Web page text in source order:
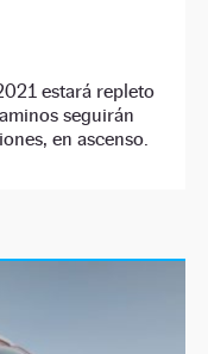
estará repleto
seguirán
en ascenso.